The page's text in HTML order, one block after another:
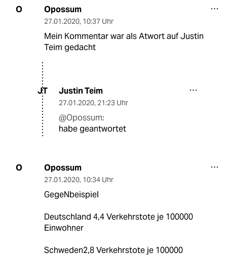
O Opossum
27.01.2020, 10:37 Uhr
Mein Kommentar war als Atwort auf Justin
Teim gedacht
JT Justin Teim
27.01.2020, 21:23 Uhr
@Opossum:
habe geantwortet
O Opossum
27.01.2020, 10:34 Uhr
GegeNbeispiel
Deutschland 4,4 Verkehrstote je 100000
Einwohner
Schweden2,8 Verkehrstote je 100000